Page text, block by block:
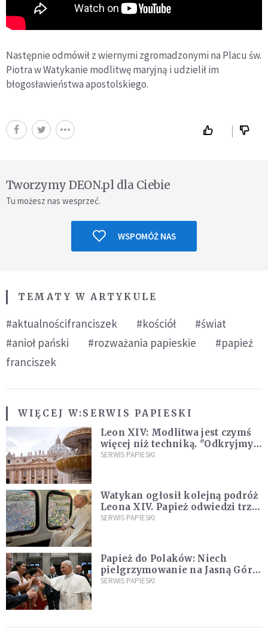
Następnie odmówił z wiernymi zgromadzonymi na Placu św.
Piotra w Watykanie modlitwę maryjną i udzielił im
błogosławieństwa apostolskiego.
Tworzymy DEON.pl dla Ciebie
Tu możesz nas wesprzeć.
WSPOMÓŻ NAS
TEMATY W ARTYKULE
#aktualnościfranciszek #kościół
#świat
#anioł pański
#rozważania papieskie
#papież
franciszek
WIĘCEJ W:SERWIS PAPIESKI
Leon XIV: Modlitwa jest czymś
więcej niż techniką. "Odkryjmy
ją na nowo"
SERWIS PAPIESKI
Watykan ogłosił kolejną podróż
Leona XIV. Papież odwiedzi trzy
kraje Ameryki Południowej
SERWIS PAPIESKI
Papież do Polaków: Niech
pielgrzymowanie na Jasną Górę
umocni wiarę i nadzieję
SERWIS PAPIESKI